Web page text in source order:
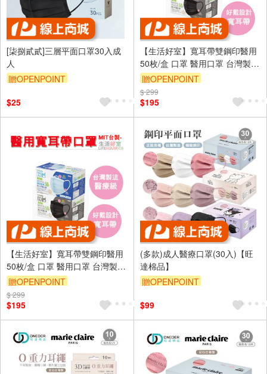
[柒捌貳貳]三層平面口罩30入成
人
贈OPENPOINT
$25
【生活好室】寬耳帶雙鋼印醫用
50枚/盒 口罩 醫用口罩 台灣製
醫療級口罩
贈OPENPOINT
訂單滿999享9折
$ 299
$195
【生活好室】寬耳帶雙鋼印醫用
50枚/盒 口罩 醫用口罩 台灣製
醫療級口罩
贈OPENPOINT
訂單滿999享9折
$ 299
$195
(多款)成人醫療口罩(30入)【旺
達棉品】
贈OPENPOINT
$99